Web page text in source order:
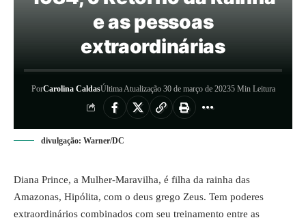
e as pessoas
extraordinárias
PorCarolina CaldasÚltima Atualização 30 de março de 20235 Min Leitura
divulgação: Warner/DC
Diana Prince, a Mulher-Maravilha, é filha da rainha das
Amazonas, Hipólita, com o deus grego Zeus. Tem poderes
extraordinários combinados com seu treinamento entre as